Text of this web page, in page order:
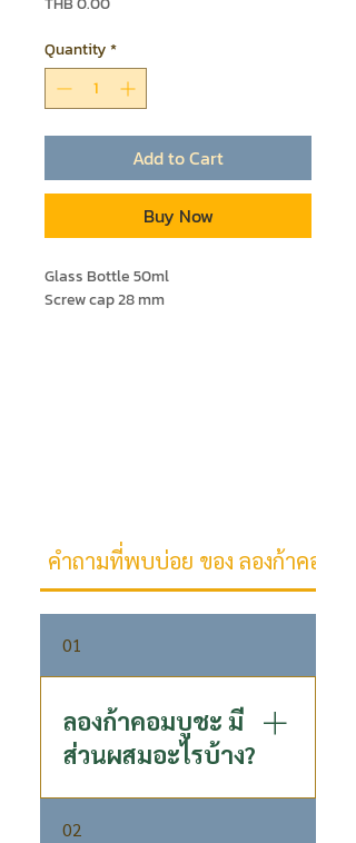
Quantity*
Add to Cart
Buy Now
Glass Bottle 50ml
Screw cap 28 mm
คำถามที่พบบ่อย ของ ลองก้าคอมบูช
01
ลองก้าคอมบูชะ มี
ส่วนผสมอะไรบ้าง?
ลองก้า คอมบูชะ คือเครื่องดื่มชา
02